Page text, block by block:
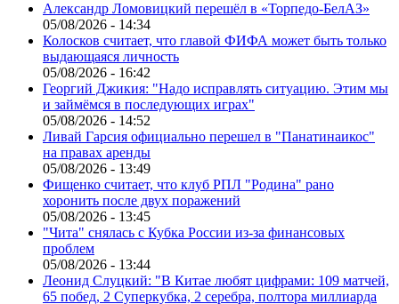
Александр Ломовицкий перешёл в «Торпедо-БелАЗ»
05/08/2026 - 14:34
Колосков считает, что главой ФИФА может быть только
выдающаяся личность
05/08/2026 - 16:42
Георгий Джикия: "Надо исправлять ситуацию. Этим мы
и займёмся в последующих играх"
05/08/2026 - 14:52
Ливай Гарсия официально перешел в "Панатинаикос"
на правах аренды
05/08/2026 - 13:49
Фищенко считает, что клуб РПЛ "Родина" рано
хоронить после двух поражений
05/08/2026 - 13:45
"Чита" снялась с Кубка России из-за финансовых
проблем
05/08/2026 - 13:44
Леонид Слуцкий: "В Китае любят цифрами: 109 матчей,
65 побед, 2 Суперкубка, 2 серебра, полтора миллиарда